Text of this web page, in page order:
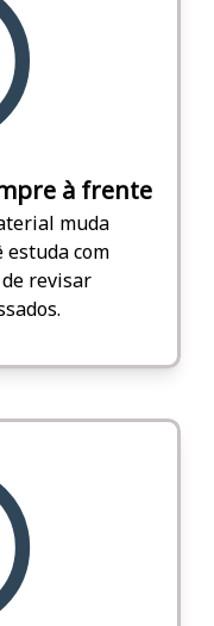
à frente
muda
estuda com
revisar